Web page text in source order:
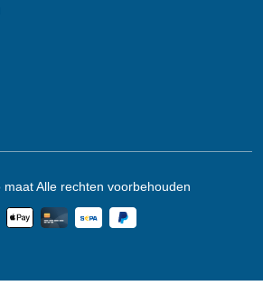
Alle rechten voorbehouden